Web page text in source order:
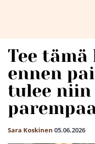
Tee
ennen
tulee
Sara Koskinen 05.06.2026